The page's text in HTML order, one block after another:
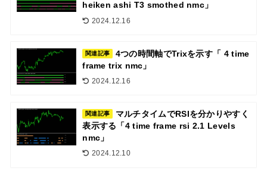
heiken ashi T3 smothed nmc」
2024.12.16
関連記事
4つの時間軸でTrixを示す「 4 time
frame trix nmc」
2024.12.16
関連記事
マルチタイムでRSIを分かりやすく
表示する「4 time frame rsi 2.1 Levels
nmc」
2024.12.10